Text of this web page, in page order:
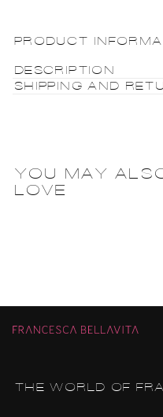
PRODUCT
DESCRIPTION
SHIPPING AND
YOU MAY
LOVE
THE WORLD OF